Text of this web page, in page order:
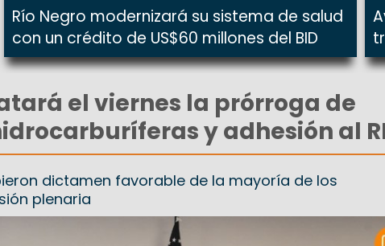
Río Negro modernizará su sistema de salud
con un crédito de US$60 millones del BID
el viernes la prórroga de
y adhesión al
dictamen favorable de la mayoría de los
plenaria